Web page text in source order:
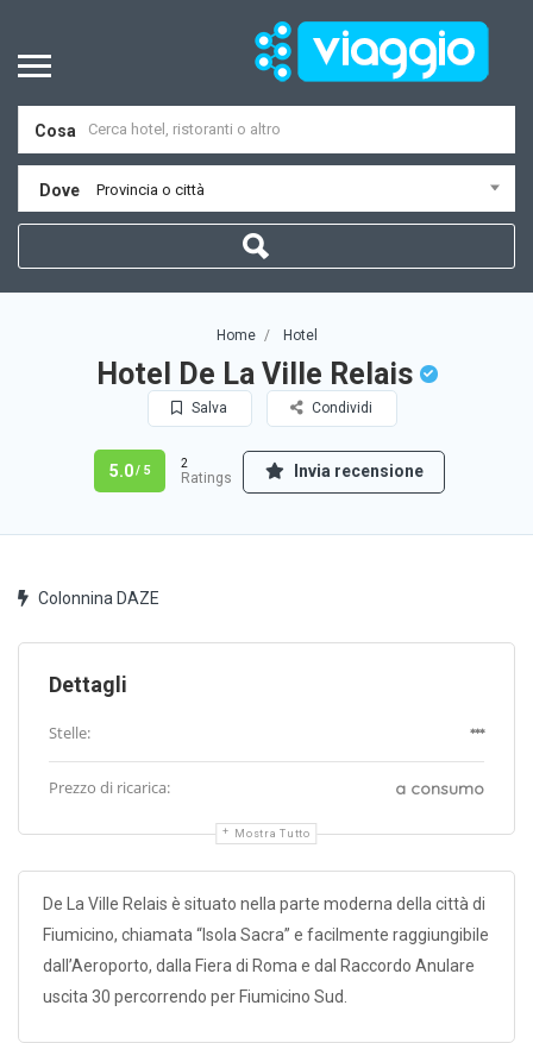
Cosa
Dove Provincia o città
Home Hotel
Hotel De La Ville Relais
Salva Condividi
5.0/ 5 2
Ratings Invia recensione
Colonnina DAZE
Dettagli
Stelle: ***
Prezzo di ricarica: a consumo
Mostra Tutto
De La Ville Relais è situato nella parte moderna della città di
Fiumicino, chiamata “Isola Sacra” e facilmente raggiungibile
dall’Aeroporto, dalla Fiera di Roma e dal Raccordo Anulare
uscita 30 percorrendo per Fiumicino Sud.